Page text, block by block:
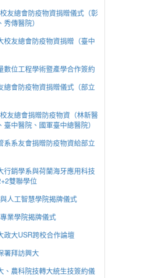
友總會防疫物資捐贈儀式（彰
傳醫院）
校友總會防疫物資捐贈（臺中
數位工程學術暨產學合作簽約
總會防疫物資捐贈儀式（部立
友總會捐贈防疫物資（林新醫
臺中醫院、國軍臺中總醫院）
系系友會捐贈防疫物資給部立
行銷學系與荷蘭海牙應用科技
雙聯學位
人工智慧學院揭牌儀式
業學院揭牌儀式
政大USR跨校合作論壇
署拜訪興大
、農科院技轉大統生技簽約儀